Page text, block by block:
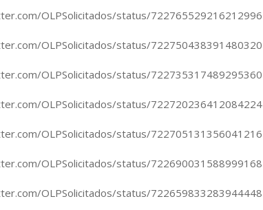
OLPSolicitados/status/722765529216212996
OLPSolicitados/status/722750438391480320
OLPSolicitados/status/722735317489295360
OLPSolicitados/status/722720236412084224
OLPSolicitados/status/722705131356041216
OLPSolicitados/status/722690031588999168
OLPSolicitados/status/722659833283944448